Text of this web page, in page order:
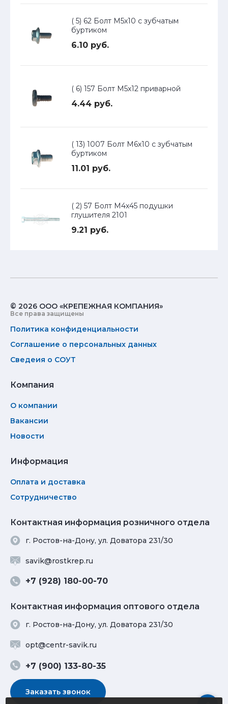
( 5) 62 Болт М5х10 с зубчатым
буртиком
6.10 руб.
( 6) 157 Болт М5х12 приварной
4.44 руб.
( 13) 1007 Болт М6х10 с зубчатым
буртиком
11.01 руб.
( 2) 57 Болт М4х45 подушки
глушителя 2101
9.21 руб.
© 2026 ООО «КРЕПЕЖНАЯ КОМПАНИЯ»
Все права защищены
Политика конфиденциальности
Соглашение о персональных данных
Сведеия о СОУТ
Компания
О компании
Вакансии
Новости
Информация
Оплата и доставка
Сотрудничество
Контактная информация розничного отдела
г. Ростов-на-Дону, ул. Доватора 231/30
savik@rostkrep.ru
+7 (928) 180-00-70
Контактная информация оптового отдела
г. Ростов-на-Дону, ул. Доватора 231/30
opt@centr-savik.ru
+7 (900) 133-80-35
Заказать звонок